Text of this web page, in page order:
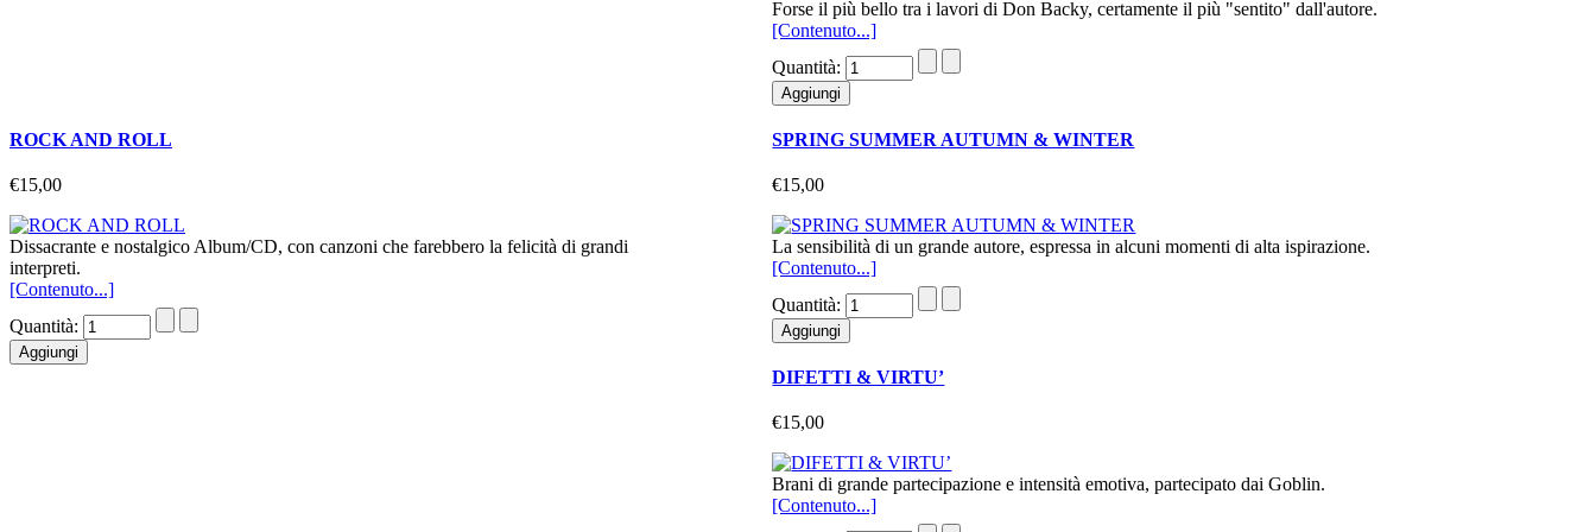
Forse il più bello tra i lavori di Don Backy, certamente il più "sentito" dall'autore.
[Contenuto...]
Quantità:
ROCK AND ROLL
€15,00
Dissacrante e nostalgico Album/CD, con canzoni che farebbero la felicità di grandi
interpreti.
[Contenuto...]
Quantità:
SPRING SUMMER AUTUMN & WINTER
€15,00
La sensibilità di un grande autore, espressa in alcuni momenti di alta ispirazione.
[Contenuto...]
Quantità:
DIFETTI & VIRTU’
€15,00
Brani di grande partecipazione e intensità emotiva, partecipato dai Goblin.
[Contenuto...]